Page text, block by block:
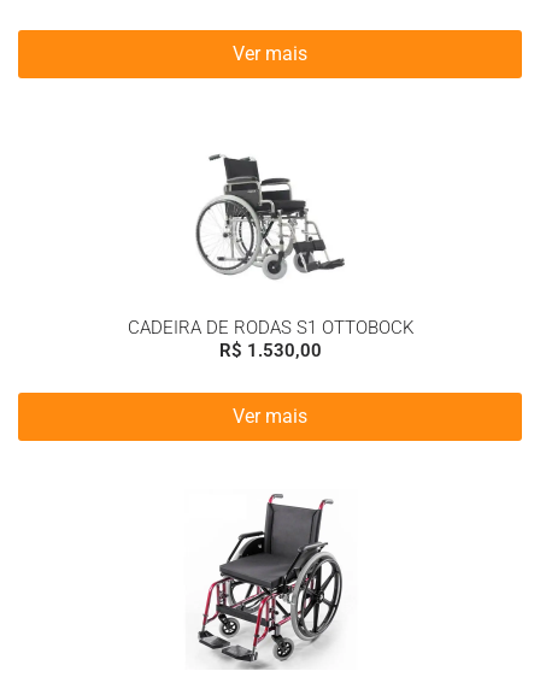
Ver mais
CADEIRA DE RODAS S1 OTTOBOCK
R$ 1.530,00
Ver mais